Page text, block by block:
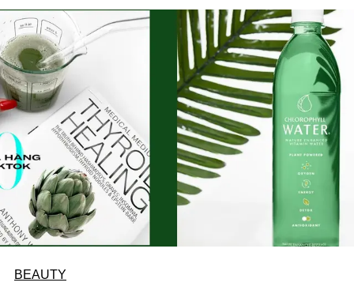
mắt mở ra một chương đầu tiên cho thương hiệu mỹ
phẩm đến từ Hàn Quốc này.
BEAUTY